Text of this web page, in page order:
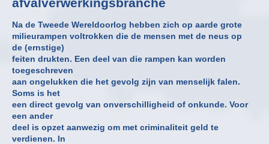
afvalverwerkingsbranche
Na de Tweede Wereldoorlog hebben zich op aarde grote
milieurampen voltrokken die de mensen met de neus op
de (ernstige)
feiten drukten. Een deel van die rampen kan worden
toegeschreven
aan ongelukken die het gevolg zijn van menselijk falen.
Soms is het
een direct gevolg van onverschilligheid of onkunde. Voor
een ander
deel is opzet aanwezig om met criminaliteit geld te
verdienen. In